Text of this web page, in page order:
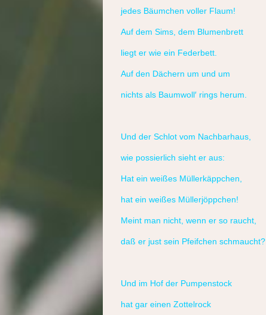
jedes Bäumchen voller Flaum!
Auf dem Sims, dem Blumenbrett
liegt er wie ein Federbett.
Auf den Dächern um und um
nichts als Baumwoll′ rings herum.
Und der Schlot vom Nachbarhaus,
wie possierlich sieht er aus:
Hat ein weißes Müllerkäppchen,
hat ein weißes Müllerjöppchen!
Meint man nicht, wenn er so raucht,
daß er just sein Pfeifchen schmaucht?
Und im Hof der Pumpenstock
hat gar einen Zottelrock